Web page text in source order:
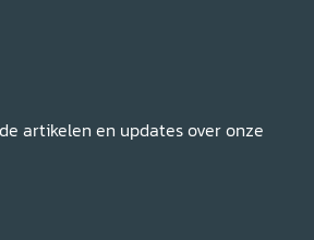
artikelen en updates over onze